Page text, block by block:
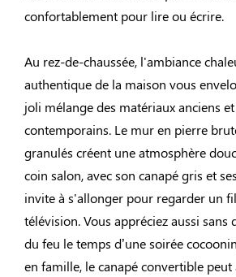
confortablement pour lire ou écrire.
Au rez-de-chaussée, l'ambiance
authentique de la maison vous
joli mélange des matériaux anciens
contemporains. Le mur en pierre
granulés créent une atmosphère
coin salon, avec son canapé gris et
invite à s'allonger pour regarder un
télévision. Vous appréciez aussi
du feu le temps d’une soirée
en famille, le canapé convertible